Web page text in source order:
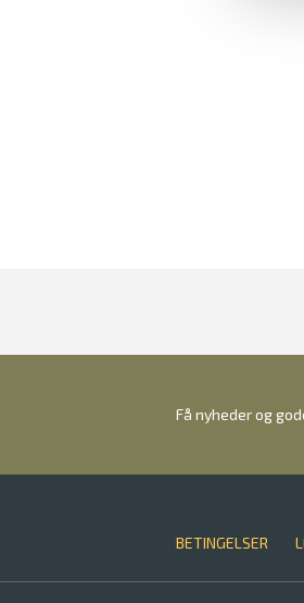
Få nyheder og
BETINGELSER